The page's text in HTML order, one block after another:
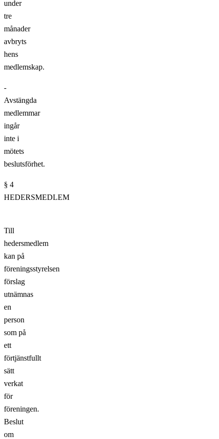
under
tre
månader
avbryts
hens
medlemskap.
-
Avstängda
medlemmar
ingår
inte i
mötets
beslutsförhet.
§ 4
HEDERSMEDLEM
Till
hedersmedlem
kan på
föreningsstyrelsen
förslag
utnämnas
en
person
som på
ett
förtjänstfullt
sätt
verkat
för
föreningen.
Beslut
om